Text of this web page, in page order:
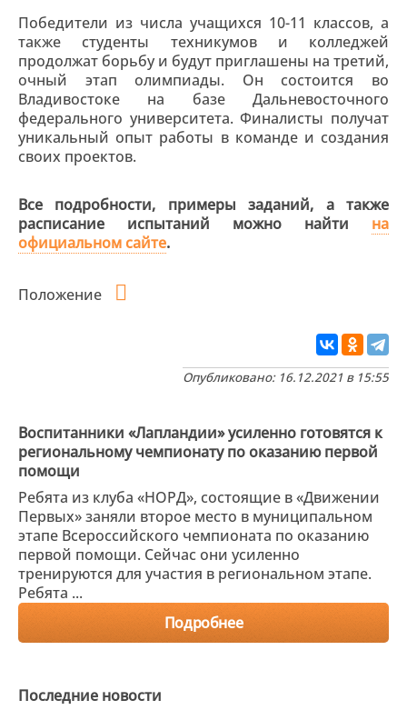
Победители из числа учащихся 10-11 классов, а
также студенты техникумов и колледжей
продолжат борьбу и будут приглашены на третий,
очный этап олимпиады. Он состоится во
Владивостоке на базе Дальневосточного
федерального университета. Финалисты получат
уникальный опыт работы в команде и создания
своих проектов.
Все подробности, примеры заданий, а также
расписание испытаний можно найти на
официальном сайте.
Положение
Опубликовано: 16.12.2021 в 15:55
Воспитанники «Лапландии» усиленно готовятся к
региональному чемпионату по оказанию первой
помощи
Ребята из клуба «НОРД», состоящие в «Движении
Первых» заняли второе место в муниципальном
этапе Всероссийского чемпионата по оказанию
первой помощи. Сейчас они усиленно
тренируются для участия в региональном этапе.
Ребята ...
Подробнее
Последние новости